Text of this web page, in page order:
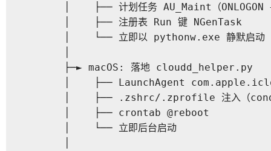
│    ├── 计划任务 AU_Maint（ONLOGON
       │    ├── 注册表 Run 键 NGenTask
       │    └── 立即以 pythonw.exe 静默启动
       ├─► macOS: 落地 cloudd_helper.py
│    ├── LaunchAgent
│    ├── .zshrc/.zprofile 注入（
       │    ├── crontab @reboot
       │    └── 立即后台启动